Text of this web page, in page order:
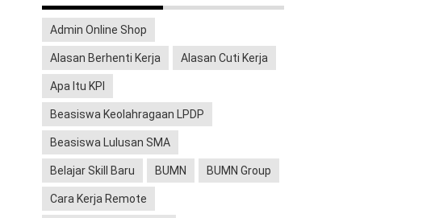
Admin Online Shop
Alasan Berhenti Kerja Alasan Cuti Kerja
Apa Itu KPI
Beasiswa Keolahragaan LPDP
Beasiswa Lulusan SMA
Belajar Skill Baru BUMN BUMN Group
Cara Kerja Remote